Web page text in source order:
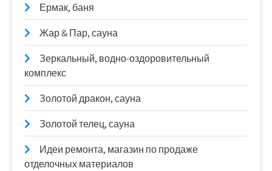
Ермак, баня
Жар & Пар, сауна
Зеркальный, водно-оздоровительный
комплекс
Золотой дракон, сауна
Золотой телец, сауна
Идеи ремонта, магазин по продаже
отделочных материалов